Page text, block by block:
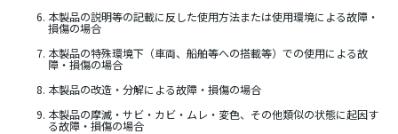
本製品の説明等の記載に反した使用方法または使用環境による故障・
損傷の場合
本製品の特殊環境下（車両、船舶等への搭載等）での使用による故
障・損傷の場合
本製品の改造・分解による故障・損傷の場合
本製品の摩滅・サビ・カビ・ムレ・変色、その他類似の状態に起因す
る故障・損傷の場合